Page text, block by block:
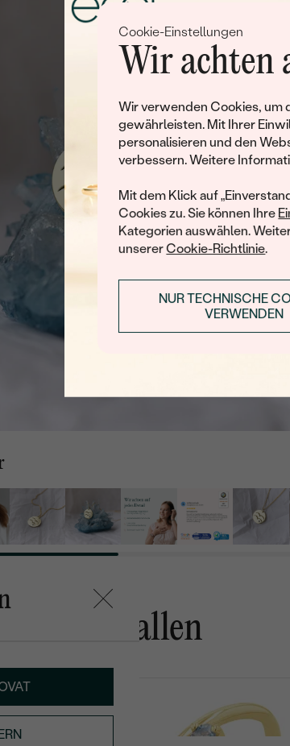
Cookie-Einstellungen
Wir achten
Wir verwenden Cookies, um
gewährleisten. Mit Ihrer
personalisieren und den
verbessern. Weitere
Mit dem Klick auf
Cookies zu. Sie können Ihre
Kategorien auswählen.
unsererCookie-Richtlinie.
NUR TECHNISCHE
VERWENDEN
Ihnen gefallen
AUF LAGER